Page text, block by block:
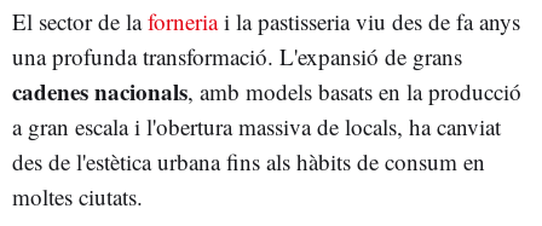
El sector de laforneriai la pastisseria viu des de fa anys
una profunda transformació. L'expansió de grans
cadenes nacionals, amb models basats en la producció
a gran escala i l'obertura massiva de locals, ha canviat
des de l'estètica urbana fins als hàbits de consum en
moltes ciutats.